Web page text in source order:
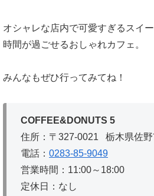
オシャレな店内で可愛すぎるスイ
時間が過ごせるおしゃれカフェ。
みんなもぜひ行ってみてね！
COFFEE&DONUTS 5
住所：〒327-0021 栃木県佐野
電話： 0283-85-9049
営業時間：11:00～18:00
定休日：なし